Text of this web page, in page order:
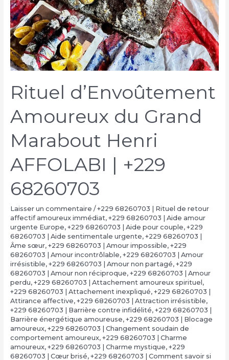
Rituel d’Envoûtement
Amoureux du Grand
Marabout Henri
AFFOLABI | +229
68260703
Laisser un commentaire /+229 68260703 | Rituel de retour
affectif amoureux immédiat, +229 68260703 | Aide amour
urgente Europe, +229 68260703 | Aide pour couple, +229
68260703 | Aide sentimentale urgente, +229 68260703 |
Âme sœur, +229 68260703 | Amour impossible, +229
68260703 | Amour incontrôlable, +229 68260703 | Amour
irrésistible, +229 68260703 | Amour non partagé, +229
68260703 | Amour non réciproque, +229 68260703 | Amour
perdu, +229 68260703 | Attachement amoureux spirituel ,
+229 68260703 | Attachement inexpliqué, +229 68260703 |
Attirance affective, +229 68260703 | Attraction irrésistible,
+229 68260703 | Barrière contre infidélité, +229 68260703 |
Barrière énergétique amoureuse, +229 68260703 | Blocage
amoureux, +229 68260703 | Changement soudain de
comportement amoureux, +229 68260703 | Charme
amoureux, +229 68260703 | Charme mystique, +229
68260703 | Cœur brisé, +229 68260703 | Comment savoir si